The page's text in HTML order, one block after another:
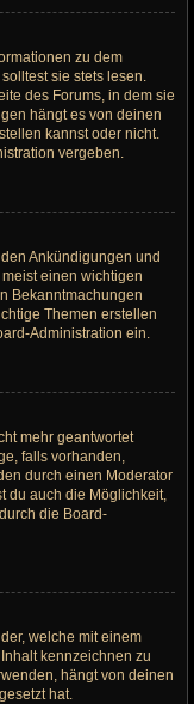
zu dem
sie stets lesen.
des Forums, in dem sie
hängt es von deinen
kannst oder nicht.
vergeben.
Ankündigungen und
einen wichtigen
Bekanntmachungen
Themen erstellen
Administration ein.
mehr geantwortet
falls vorhanden,
durch einen Moderator
du auch die Möglichkeit,
die Board-
welche mit einem
kennzeichnen zu
hängt von deinen
hat.